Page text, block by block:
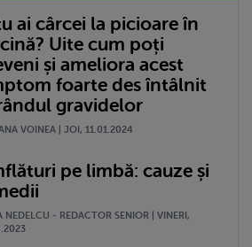
ai cârcei la picioare în
Uite cum poți
și ameliora acest
foarte des întâlnit
gravidelor
VOINEA | JOI, 11.01.2024
pe limbă: cauze și
NEDELCU - REDACTOR SENIOR | VINERI,